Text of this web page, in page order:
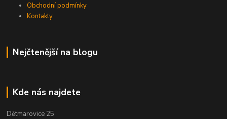
Obchodní podmínky
Kontakty
Nejčtenější na blogu
Kde nás najdete
Dětmarovice 25